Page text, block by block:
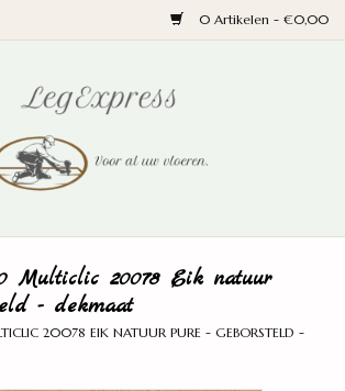
0 Artikelen - €0,00
Multiclic 20078 Eik natuur
- dekmaat
20078 EIK NATUUR PURE - GEBORSTELD -